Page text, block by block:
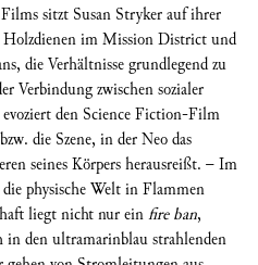
sitzt Susan Stryker auf ihrer
Holzdienen im Mission District und
die Verhältnisse grundlegend zu
Verbindung zwischen sozialer
den Science Fiction-Film
die Szene, in der Neo das
seines Körpers herausreißt. – Im
physische Welt in Flammen
liegt nicht nur einfire ban,
den ultramarinblau strahlenden